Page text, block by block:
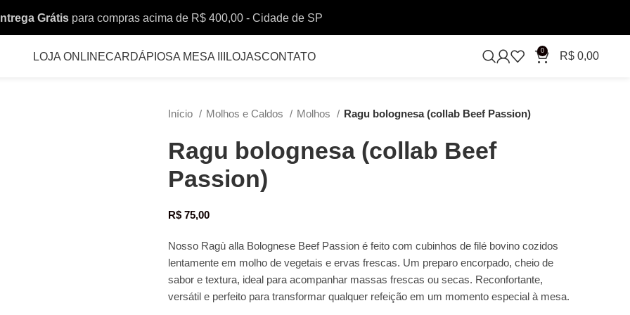
Grátispara compras acima de R$ 400,00 - Cidade de SP
LOJA ONLINECARDÁPIOSA MESA III LOJASCONTATO 0 R$ 0,00
Início Molhos e Caldos Molhos Ragu bolognesa (collab Beef Passion)
Ragu bolognesa (collab Beef
Passion)
R$ 75,00
Nosso Ragù alla Bolognese Beef Passion é feito com cubinhos de filé bovino cozidos
lentamente em molho de vegetais e ervas frescas. Um preparo encorpado, cheio de
sabor e textura, ideal para acompanhar massas frescas ou secas. Reconfortante,
versátil e perfeito para transformar qualquer refeição em um momento especial à mesa.